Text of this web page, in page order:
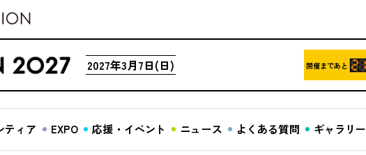
2027年3月7日(日) 開催まであと
ティア EXPO 応援・イベント ニュース よくある質問 ギャラリー